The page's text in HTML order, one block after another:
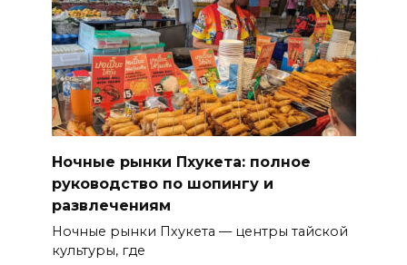
Ночные рынки Пхукета: полное
руководство по шопингу и
развлечениям
Ночные рынки Пхукета — центры тайской
культуры, где